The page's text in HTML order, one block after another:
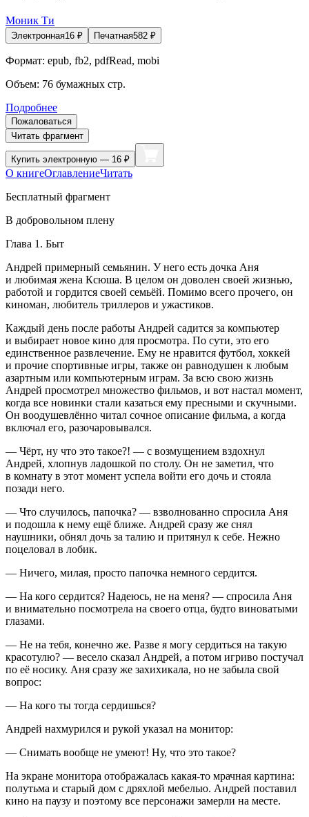
Моник Ти
Электронная16 ₽ Печатная582 ₽
Формат: epub, fb2, pdfRead, mobi
Объем: 76 бумажных стр.
Подробнее
Пожаловаться
Читать фрагмент
Купить электронную — 16 ₽
О книгеОглавлениеЧитать
Бесплатный фрагмент
В добровольном плену
Глава 1. Быт
Андрей примерный семьянин. У него есть дочка Аня
и любимая жена Ксюша. В целом он доволен своей жизнью,
работой и гордится своей семьёй. Помимо всего прочего, он
киноман, любитель триллеров и ужастиков.
Каждый день после работы Андрей садится за компьютер
и выбирает новое кино для просмотра. По сути, это его
единственное развлечение. Ему не нравится футбол, хоккей
и прочие спортивные игры, также он равнодушен к любым
азартным или компьютерным играм. За всю свою жизнь
Андрей просмотрел множество фильмов, и вот настал момент,
когда все новинки стали казаться ему пресными и скучными.
Он воодушевлённо читал сочное описание фильма, а когда
включал его, разочаровывался.
— Чёрт, ну что это такое?! — с возмущением вздохнул
Андрей, хлопнув ладошкой по столу. Он не заметил, что
в комнату в этот момент успела войти его дочь и стояла
позади него.
— Что случилось, папочка? — взволнованно спросила Аня
и подошла к нему ещё ближе. Андрей сразу же снял
наушники, обнял дочь за талию и притянул к себе. Нежно
поцеловал в лобик.
— Ничего, милая, просто папочка немного сердится.
— На кого сердится? Надеюсь, не на меня? — спросила Аня
и внимательно посмотрела на своего отца, будто виноватыми
глазами.
— Не на тебя, конечно же. Разве я могу сердиться на такую
красотулю? — весело сказал Андрей, а потом игриво постучал
по её носику. Аня сразу же захихикала, но не забыла свой
вопрос:
— На кого ты тогда сердишься?
Андрей нахмурился и рукой указал на монитор:
— Снимать вообще не умеют! Ну, что это такое?
На экране монитора отображалась какая-то мрачная картина:
полутьма и старый дом с дряхлой мебелью. Андрей поставил
кино на паузу и поэтому все персонажи замерли на месте.